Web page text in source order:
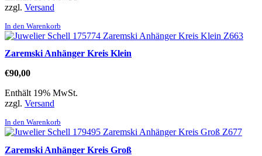
zzgl. Versand
In den Warenkorb
Zaremski Anhänger Kreis Klein
€90,00
Enthält 19% MwSt.
zzgl. Versand
In den Warenkorb
Zaremski Anhänger Kreis Groß